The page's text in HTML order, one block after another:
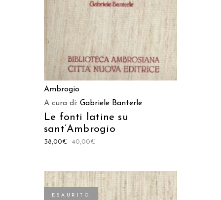
Ambrogio
A cura di: Gabriele Banterle
Le fonti latine su
sant’Ambrogio
40,00€
38,00€
ESAURITO